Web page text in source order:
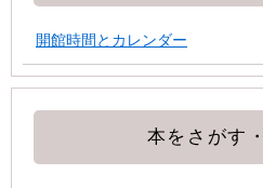
開館時間とカレンダー
本をさがす